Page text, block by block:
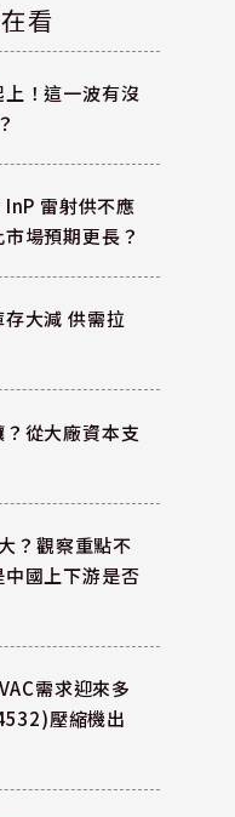
看
！這一波有沒
雷射供不應
場預期更長？
大減 供需拉
從大廠資本支
？觀察重點不
國上下游是否
需求迎來多
壓縮機出